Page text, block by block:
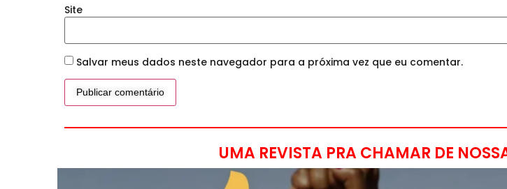
Site
Salvar meus dados neste navegador para a próxima vez que eu comentar.
UMA REVISTA PRA CHAMAR DE